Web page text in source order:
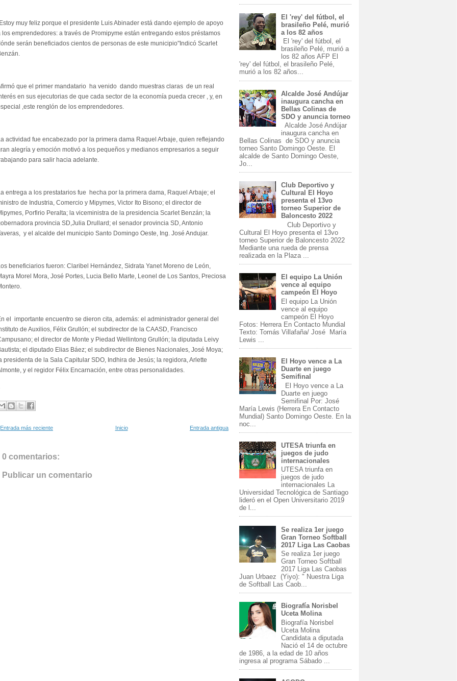
muy feliz porque el presidente Luis Abinader está dando ejemplo de apoyo
los emprendedores: a través de Promipyme están entregando estos préstamos
serán beneficiados cientos de personas de este municipio"Indicó Scarlet
que el primer mandatario ha venido dando muestras claras de un real
en sus ejecutorias de que cada sector de la economía pueda crecer , y, en
,este renglón de los emprendedores.
actividad fue encabezado por la primera dama Raquel Arbaje, quien reflejando
alegría y emoción motivó a los pequeños y medianos empresarios a seguir
para salir hacia adelante.
entrega a los prestatarios fue hecha por la primera dama, Raquel Arbaje; el
de Industria, Comercio y Mipymes, Victor Ito Bisono; el director de
Porfirio Peralta; la viceministra de la presidencia Scarlet Benzán; la
provincia SD,Julia Drullard; el senador provincia SD, Antonio
y el alcalde del municipio Santo Domingo Oeste, Ing. José Andujar.
beneficiarios fueron: Claribel Hernández, Sidrata Yanet Moreno de León,
Morel Mora, José Portes, Lucia Bello Marte, Leonel de Los Santos, Preciosa
el importante encuentro se dieron cita, además: el administrador general del
de Auxilios, Félix Grullón; el subdirector de la CAASD, Francisco
el director de Monte y Piedad Wellintong Grullón; la diputada Leivy
el diputado Elias Báez; el subdirector de Bienes Nacionales, José Moya;
presidenta de la Sala Capitular SDO, Indhira de Jesús; la regidora, Arlette
y el regidor Félix Encarnación, entre otras personalidades.
Entrada más reciente Entrada antigua
Inicio
0 comentarios:
Publicar un comentario
El 'rey' del fútbol, el
brasileño Pelé, murió
a los 82 años
El 'rey' del fútbol, el
brasileño Pelé, murió a
los 82 años AFP El
'rey' del fútbol, el brasileño Pelé,
murió a los 82 años...
Alcalde José Andújar
inaugura cancha en
Bellas Colinas de
SDO y anuncia torneo
Alcalde José Andújar
inaugura cancha en
Bellas Colinas de SDO y anuncia
torneo Santo Domingo Oeste. El
alcalde de Santo Domingo Oeste,
Jo...
Club Deportivo y
Cultural El Hoyo
presenta el 13vo
torneo Superior de
Baloncesto 2022
Club Deportivo y
Cultural El Hoyo presenta el 13vo
torneo Superior de Baloncesto 2022
Mediante una rueda de prensa
realizada en la Plaza ...
El equipo La Unión
vence al equipo
campeón El Hoyo
El equipo La Unión
vence al equipo
campeón El Hoyo
Fotos: Herrera En Contacto Mundial
Texto: Tomás Villafaña/ José María
Lewis ...
El Hoyo vence a La
Duarte en juego
Semifinal
El Hoyo vence a La
Duarte en juego
Semifinal Por: José
María Lewis (Herrera En Contacto
Mundial) Santo Domingo Oeste. En la
noc...
UTESA triunfa en
juegos de judo
internacionales
UTESA triunfa en
juegos de judo
internacionales La
Universidad Tecnológica de Santiago
lideró en el Open Universitario 2019
de l...
Se realiza 1er juego
Gran Torneo Softball
2017 Liga Las Caobas
Se realiza 1er juego
Gran Torneo Softball
2017 Liga Las Caobas
Juan Urbaez (Yiyo): " Nuestra Liga
de Softball Las Caob...
Biografía Norisbel
Uceta Molina
Biografía Norisbel
Uceta Molina
Candidata a diputada
Nació el 14 de octubre
de 1986, a la edad de 10 años
ingresa al programa Sábado ...